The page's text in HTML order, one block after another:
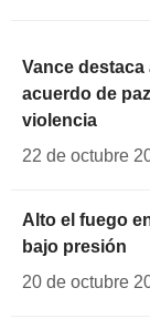
Vance destaca
acuerdo de
violencia
22 de octubre
Alto el fuego
bajo presión
20 de octubre